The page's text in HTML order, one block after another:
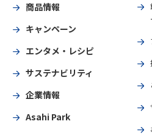
商品情報
キャンペーン
エンタメ・レシピ
サステナビリティ
企業情報
Asahi Park